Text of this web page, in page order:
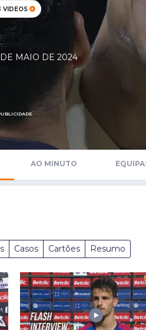
VIDEOS
MAIO DE 2024
AO MINUTO
Casos Cartões Resumo